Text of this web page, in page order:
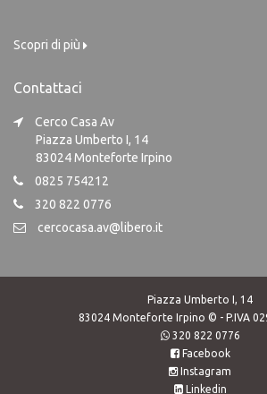
Scopri di più
Contattaci
Cerco Casa Av
Piazza Umberto I, 14
83024 Monteforte Irpino
0825 754212
320 822 0776
cercocasa.av@libero.it
Piazza Umberto I, 14
83024 Monteforte Irpino © - P.IVA
320 822 0776
Facebook
Instagram
Linkedin